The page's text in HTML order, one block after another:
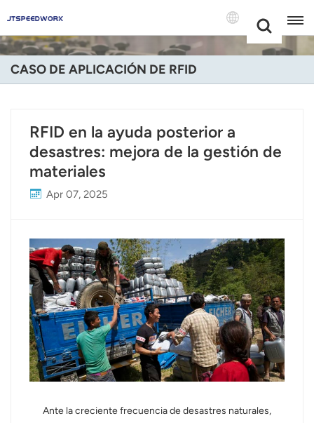
+86 -18681515767
English
Deutsch
Español
Português
Nederland
عربي
日语
CASO DE APLICACIÓN DE RFID
RFID en la ayuda posterior a
desastres: mejora de la gestión de
materiales
Apr 07, 2025
Ante la creciente frecuencia de desastres naturales,